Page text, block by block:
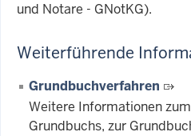
und Notare - GNotKG).
Weiterführende
Grundbuchverfahren
Weitere Informationen
Grundbuchs, zur